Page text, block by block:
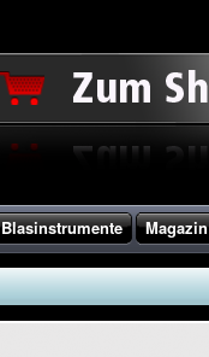
Blasinstrumente Magazin